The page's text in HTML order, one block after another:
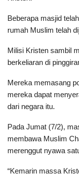
Beberapa masjid
rumah Muslim telah
Milisi Kristen sambil
berkeliaran di
Mereka memasang
mereka dapat
dari negara itu.
Pada Jumat (7/2),
membawa Muslim
merenggut nyawa
“Kemarin massa